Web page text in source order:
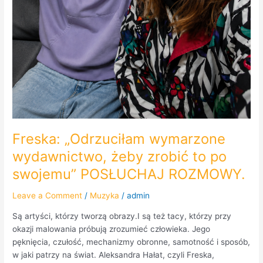
Freska: „Odrzuciłam wymarzone
wydawnictwo, żeby zrobić to po
swojemu” POSŁUCHAJ ROZMOWY.
Leave a Comment / Muzyka /admin
Są artyści, którzy tworzą obrazy.I są też tacy, którzy przy
okazji malowania próbują zrozumieć człowieka. Jego
pęknięcia, czułość, mechanizmy obronne, samotność i sposób,
w jaki patrzy na świat. Aleksandra Hałat, czyli Freska,